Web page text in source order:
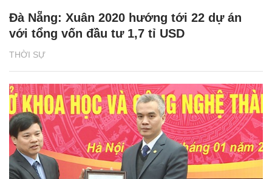
THỜI SỰ
Đà Nẵng: Xuân 2020 hướng tới 22 dự án
với tổng vốn đầu tư 1,7 tỉ USD